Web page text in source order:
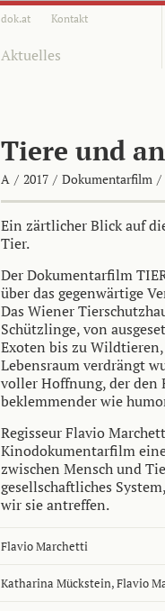
dok.at Kontakt
Aktuelles
Tiere und
A / 2017 / Dokumentarfilm /
Ein zärtlicher Blick auf
Tier.
Der Dokumentarfilm
über das gegenwärtige
Das Wiener
Schützlinge, von
Exoten bis zu
Lebensraum verdrängt
voller Hoffnung, der den
beklemmender wie
Regisseur Flavio
Kinodokumentarfilm
zwischen Mensch und
gesellschaftliches
wir sie antreffen.
Flavio Marchetti
Katharina Mückstein,Flavio